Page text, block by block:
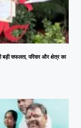
बड़ी सफलता, परिवार और क्षेत्र का